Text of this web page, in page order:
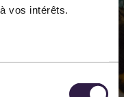
vos intérêts.
diffusion est la salle